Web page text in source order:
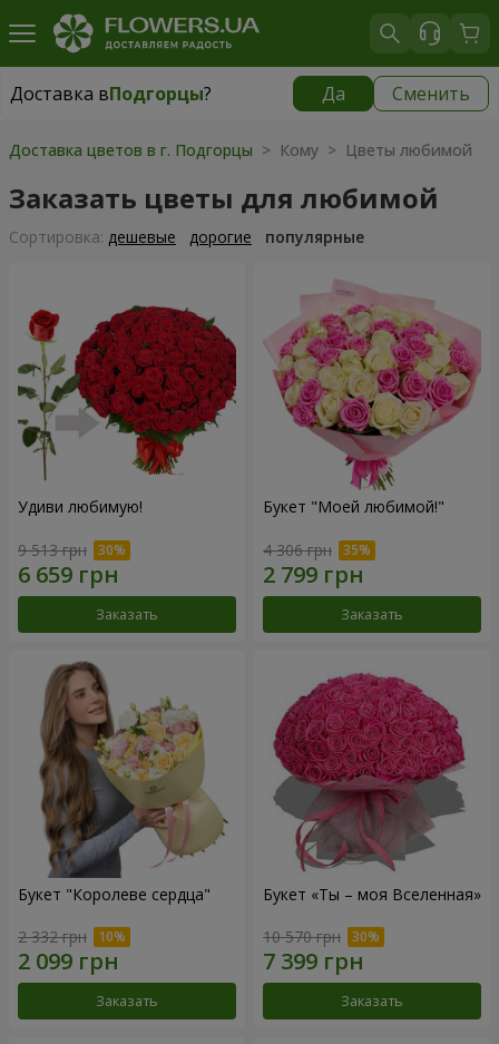
Доставка вПодгорцы? Да Сменить
Доставка вПодгорцы|
Доставка цветов в г. Подгорцы > Кому > Цветы любимой
Заказать цветы для любимой
Cортировка: дешевые дорогие популярные
Удиви любимую!
9 513 грн
Заказать
Букет "Моей любимой!"
4 306 грн
Заказать
Букет "Королеве сердца"
2 332 грн
Заказать
Букет «Ты – моя Вселенная»
10 570 грн
Заказать